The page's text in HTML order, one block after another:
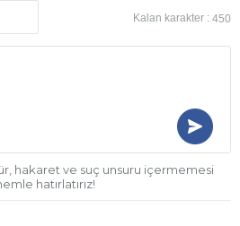
Kalan karakter : 450
hakaret ve suç unsuru içermemesi
hatırlatırız!